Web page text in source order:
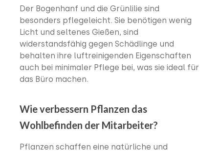
Der Bogenhanf und die Grünlilie sind
besonders pflegeleicht. Sie benötigen wenig
Licht und seltenes Gießen, sind
widerstandsfähig gegen Schädlinge und
behalten ihre luftreinigenden Eigenschaften
auch bei minimaler Pflege bei, was sie ideal für
das Büro machen.
Wie verbessern Pflanzen das
Wohlbefinden der Mitarbeiter?
Pflanzen schaffen eine natürliche und